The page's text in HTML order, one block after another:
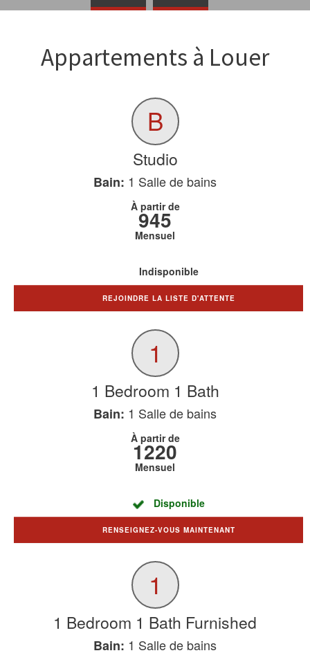
Appartements à Louer
B
Studio
Bain: 1 Salle de bains
À partir de
945
Mensuel
Indisponible
REJOINDRE LA LISTE D'ATTENTE
1
1 Bedroom 1 Bath
Bain: 1 Salle de bains
À partir de
1220
Mensuel
Disponible
RENSEIGNEZ-VOUS MAINTENANT
1
1 Bedroom 1 Bath Furnished
Bain: 1 Salle de bains